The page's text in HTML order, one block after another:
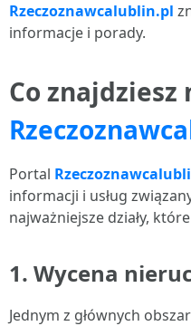
Rzeczoznawcalublin.pl
informacje i porady.
Co znajdziesz
Portal
informacji i usług
najważniejsze działy,
1. Wycena
Jednym z głównych